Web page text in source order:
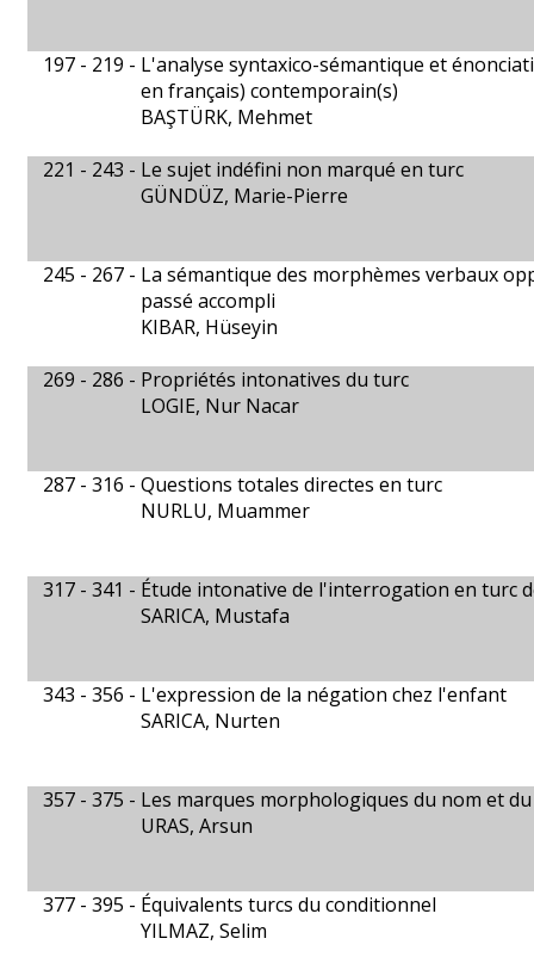
197 - 219 - L'analyse syntaxico-sémantique et
en français) contemporain(s)
BAŞTÜRK, Mehmet
221 - 243 - Le sujet indéfini non marqué en turc
GÜNDÜZ, Marie-Pierre
245 - 267 - La sémantique des morphèmes verbaux
passé accompli
KIBAR, Hüseyin
269 - 286 - Propriétés intonatives du turc
LOGIE, Nur Nacar
287 - 316 - Questions totales directes en turc
NURLU, Muammer
317 - 341 - Étude intonative de l'interrogation en turc
SARICA, Mustafa
343 - 356 - L'expression de la négation chez l'enfant
SARICA, Nurten
357 - 375 - Les marques morphologiques du nom et
URAS, Arsun
377 - 395 - Équivalents turcs du conditionnel
YILMAZ, Selim